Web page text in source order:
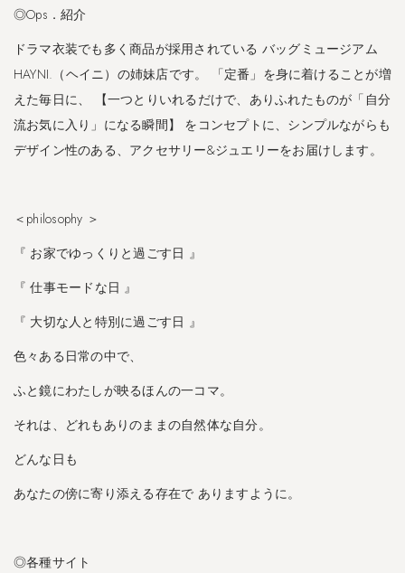
◎Ops．紹介
ドラマ衣装でも多く商品が採用されている バッグミュージアム
HAYNI.（ヘイニ）の姉妹店です。 「定番」を身に着けることが増
えた毎日に、 【一つとりいれるだけで、ありふれたものが「自分
流お気に入り」になる瞬間】 をコンセプトに、シンプルながらも
デザイン性のある、アクセサリー&ジュエリーをお届けします。
＜philosophy ＞
『 お家でゆっくりと過ごす日 』
『 仕事モードな日 』
『 大切な人と特別に過ごす日 』
色々ある日常の中で、
ふと鏡にわたしが映るほんの一コマ。
それは、どれもありのままの自然体な自分。
どんな日も
あなたの傍に寄り添える存在で ありますように。
◎各種サイト